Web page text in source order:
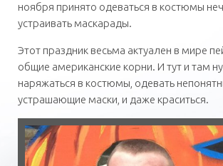
ноября принято одеваться в костюмы
устраивать маскарады.
Этот праздник весьма актуален в мире
общие американские корни. И тут и там
наряжаться в костюмы, одевать
устрашающие маски, и даже краситься.